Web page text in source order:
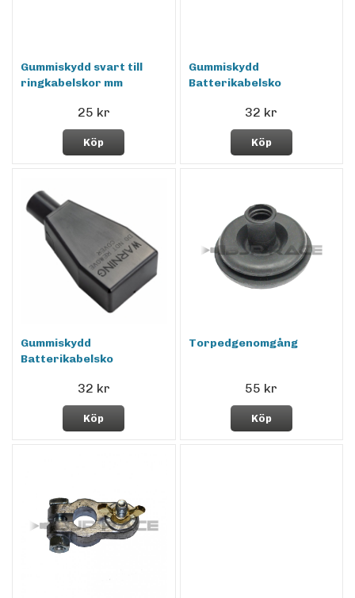
Gummiskydd svart till
ringkabelskor mm
25 kr
Köp
Gummiskydd
Batterikabelsko
32 kr
Köp
Gummiskydd
Batterikabelsko
32 kr
Köp
Torpedgenomgång
55 kr
Köp